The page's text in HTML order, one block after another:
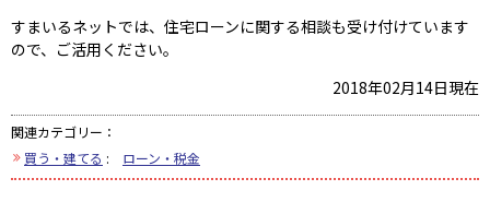
すまいるネットでは、住宅ローンに関する相談も受け付けています
ので、ご活用ください。
2018年02月14日現在
関連カテゴリー：
買う・建てる : ローン・税金